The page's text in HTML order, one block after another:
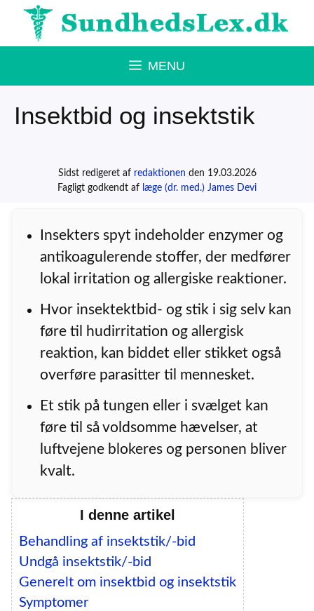
Hop
MENU
Insektbid og insektstik
Sidst redigeret af redaktionen den 19.03.2026
Fagligt godkendt af læge (dr. med.) James Devi
Insekters spyt indeholder enzymer og
antikoagulerende stoffer, der medfører
lokal irritation og allergiske reaktioner.
Hvor insektektbid- og stik i sig selv kan
føre til hudirritation og allergisk
reaktion, kan biddet eller stikket også
overføre parasitter til mennesket.
Et stik på tungen eller i svælget kan
føre til så voldsomme hævelser, at
luftvejene blokeres og personen bliver
kvalt.
I denne artikel
Behandling af insektstik/-bid
Undgå insektstik/-bid
Generelt om insektbid og insektstik
Symptomer